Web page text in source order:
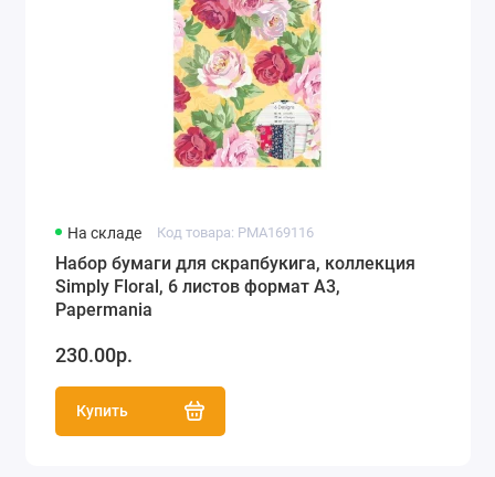
На складе Код товара: PMA169116
Набор бумаги для скрапбукига, коллекция
Simply Floral, 6 листов формат А3,
Papermania
230.00р.
Купить